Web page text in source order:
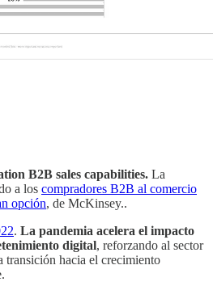
B2B sales capabilities. La
a los compradores B2B al comercio
opción, de McKinsey..
. La pandemia acelera el impacto
digital, reforzando al sector
transición hacia el crecimiento